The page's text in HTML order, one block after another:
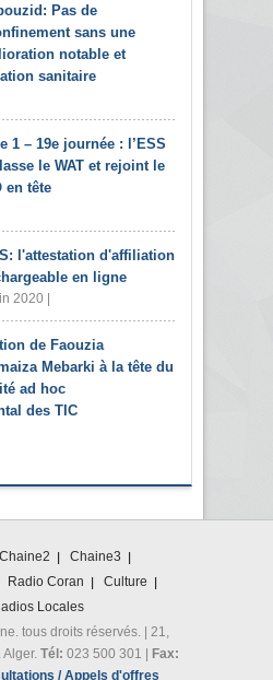
Pas de
sans une
notable et
sanitaire
1 – 19e journée : l’ESS
le WAT et rejoint le
en tête
l'attestation d'affiliation
en ligne
2020 |
de Faouzia
Mebarki à la tête du
ad hoc
des TIC
Chaine2
Chaine3
Radio Coran
Culture
Locales
tous droits réservés. | 21,
Tél: 023 500 301 | Fax:
/ Appels d'offres